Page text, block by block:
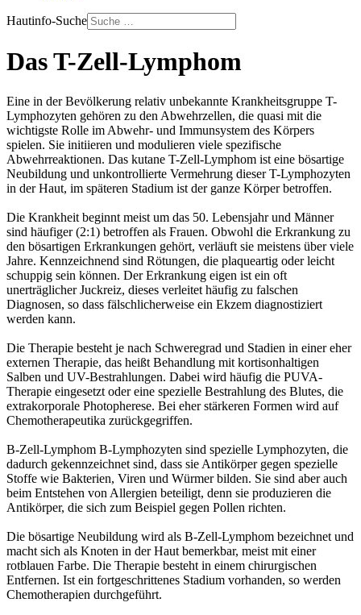
Hautinfo-Suche
Das T-Zell-Lymphom
Eine in der Bevölkerung relativ unbekannte Krankheitsgruppe T-
Lymphozyten gehören zu den Abwehrzellen, die quasi mit die
wichtigste Rolle im Abwehr- und Immunsystem des Körpers
spielen. Sie initiieren und modulieren viele spezifische
Abwehrreaktionen. Das kutane T-Zell-Lymphom ist eine bösartige
Neubildung und unkontrollierte Vermehrung dieser T-Lymphozyten
in der Haut, im späteren Stadium ist der ganze Körper betroffen.
Die Krankheit beginnt meist um das 50. Lebensjahr und Männer
sind häufiger (2:1) betroffen als Frauen. Obwohl die Erkrankung zu
den bösartigen Erkrankungen gehört, verläuft sie meistens über viele
Jahre. Kennzeichnend sind Rötungen, die plaqueartig oder leicht
schuppig sein können. Der Erkrankung eigen ist ein oft
unerträglicher Juckreiz, dieses verleitet häufig zu falschen
Diagnosen, so dass fälschlicherweise ein Ekzem diagnostiziert
werden kann.
Die Therapie besteht je nach Schweregrad und Stadien in einer eher
externen Therapie, das heißt Behandlung mit kortisonhaltigen
Salben und UV-Bestrahlungen. Dabei wird häufig die PUVA-
Therapie eingesetzt oder eine spezielle Bestrahlung des Blutes, die
extrakorporale Photopherese. Bei eher stärkeren Formen wird auf
Chemotherapeutika zurückgegriffen.
B-Zell-Lymphom B-Lymphozyten sind spezielle Lymphozyten, die
dadurch gekennzeichnet sind, dass sie Antikörper gegen spezielle
Stoffe wie Bakterien, Viren und Würmer bilden. Sie sind aber auch
beim Entstehen von Allergien beteiligt, denn sie produzieren die
Antikörper, die sich zum Beispiel gegen Pollen richten.
Die bösartige Neubildung wird als B-Zell-Lymphom bezeichnet und
macht sich als Knoten in der Haut bemerkbar, meist mit einer
rotblauen Farbe. Die Therapie besteht in einem chirurgischen
Entfernen. Ist ein fortgeschrittenes Stadium vorhanden, so werden
Chemotherapien durchgeführt.